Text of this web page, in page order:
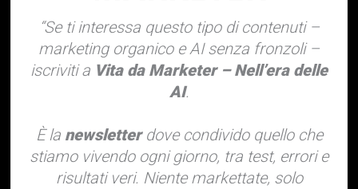
“Se ti interessa questo tipo di contenuti –
marketing organico e AI senza fronzoli –
iscriviti a Vita da Marketer – Nell’era delle
AI.
È la newsletterdove condivido quello che
stiamo vivendo ogni giorno, tra test, errori e
risultati veri. Niente markettate, solo